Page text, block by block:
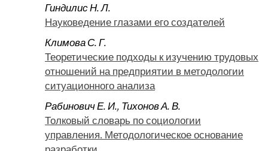
Гиндилис Н. Л.
Науковедение глазами его создателей
Климова С. Г.
Теоретические подходы к изучению трудовых
отношений на предприятии в методологии
ситуационного анализа
Рабинович Е. И., Тихонов А. В.
Толковый словарь по социологии
управления. Методологическое основание